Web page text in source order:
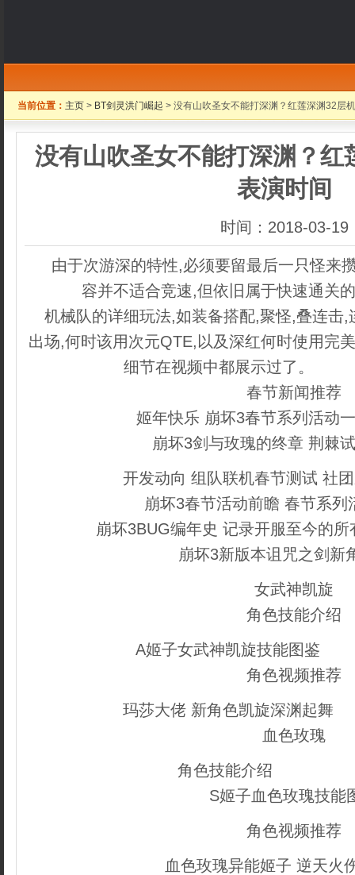
当前位置： 主页 > BT剑灵洪门崛起 > 没有山吹圣女不能打深渊？红莲深渊32层
没有山吹圣女不能打深渊？红
表演时间
时间：2018-03-19
由于次游深的特性,必须要留最后一只怪来
容并不适合竞速,但依旧属于快速通关
机械队的详细玩法,如装备搭配,聚怪,叠连击
出场,何时该用次元QTE,以及深红何时使用完
细节在视频中都展示过了。
春节新闻推荐
姬年快乐 崩坏3春节系列活动
崩坏3剑与玫瑰的终章 荆棘
开发动向 组队联机春节测试 社
崩坏3春节活动前瞻 春节系列
崩坏3BUG编年史 记录开服至今的
崩坏3新版本诅咒之剑新
女武神凯旋
角色技能介绍
A姬子女武神凯旋技能图鉴
角色视频推荐
玛莎大佬 新角色凯旋深渊起舞
血色玫瑰
角色技能介绍
S姬子血色玫瑰技能
角色视频推荐
血色玫瑰异能姬子 逆天火